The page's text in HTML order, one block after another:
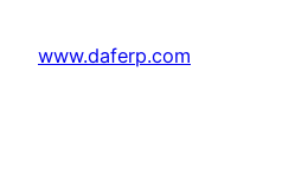
www.daferp.com